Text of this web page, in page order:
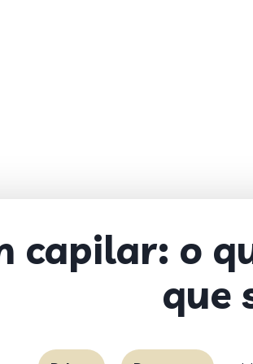
capilar: o
que